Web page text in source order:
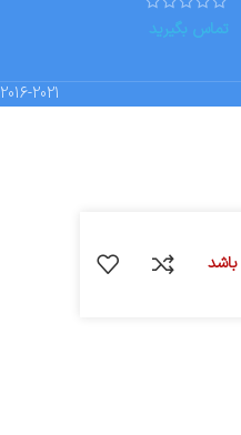
تماس بگیرید
2016-2021
باشد